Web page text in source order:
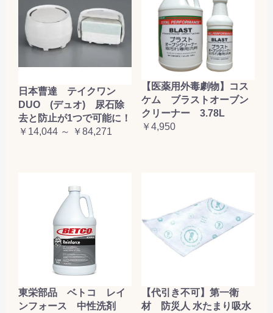
日本曹達 テイクワン
DUO (デュオ) 尿石除
去と防止が1つで可能に！
￥14,044 ～ ￥84,271
【医薬用外毒劇物】コス
ケム ブラストオーブン
クリーナー 3.78L
￥4,950
東栄部品 ベトコ レイ
ンフォース 中性洗剤
【代引き不可】第一衛
材 防災人 水たまり吸水